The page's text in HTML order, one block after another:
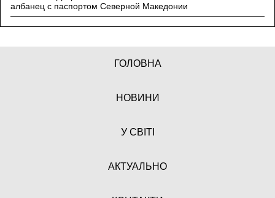
албанец с паспортом Северной Македонии
ГОЛОВНА
НОВИНИ
У СВІТІ
АКТУАЛЬНО